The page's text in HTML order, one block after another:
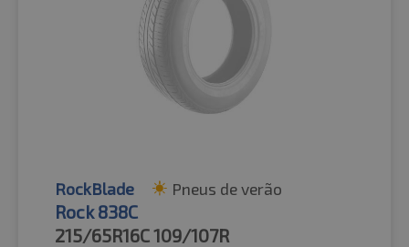
RockBlade Pneus de verão
Rock 838C
215/65R16C109/107R